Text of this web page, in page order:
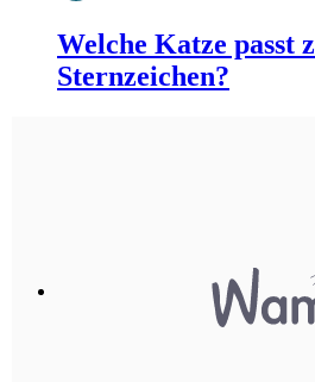
Welche Katze passt
Sternzeichen?